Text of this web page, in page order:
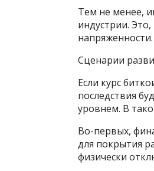
Тем не менее,
индустрии.
напряженности.
Сценарии
Если курс
последствия
уровнем. В
Во-первых,
для покрытия
физически